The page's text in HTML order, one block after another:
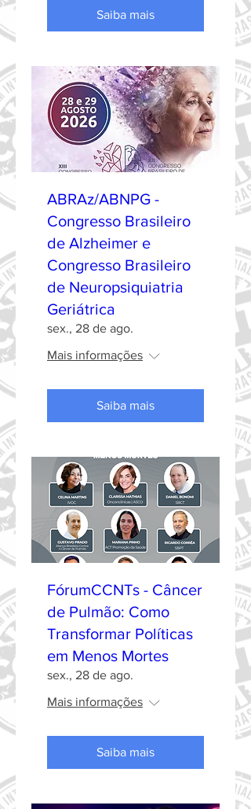
Saiba mais
ABRAz/ABNPG -
Congresso Brasileiro
de Alzheimer e
Congresso Brasileiro
de Neuropsiquiatria
Geriátrica
sex., 28 de ago.
Mais informações
Saiba mais
FórumCCNTs - Câncer
de Pulmão: Como
Transformar Políticas
em Menos Mortes
sex., 28 de ago.
Mais informações
Saiba mais